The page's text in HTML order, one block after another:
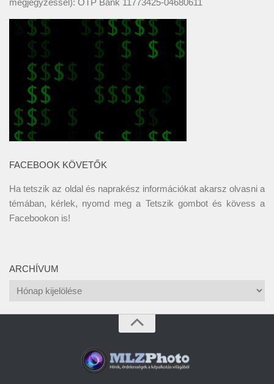
megjegyzéssel): OTP Bank 11773425-04680611
FACEBOOK KÖVETŐK
Ha tetszik az oldal és naprakész információkat akarsz olvasni a
témában, kérlek, nyomd meg a Tetszik gombot és kövess a
Facebookon is!
ARCHÍVUM
Archívum